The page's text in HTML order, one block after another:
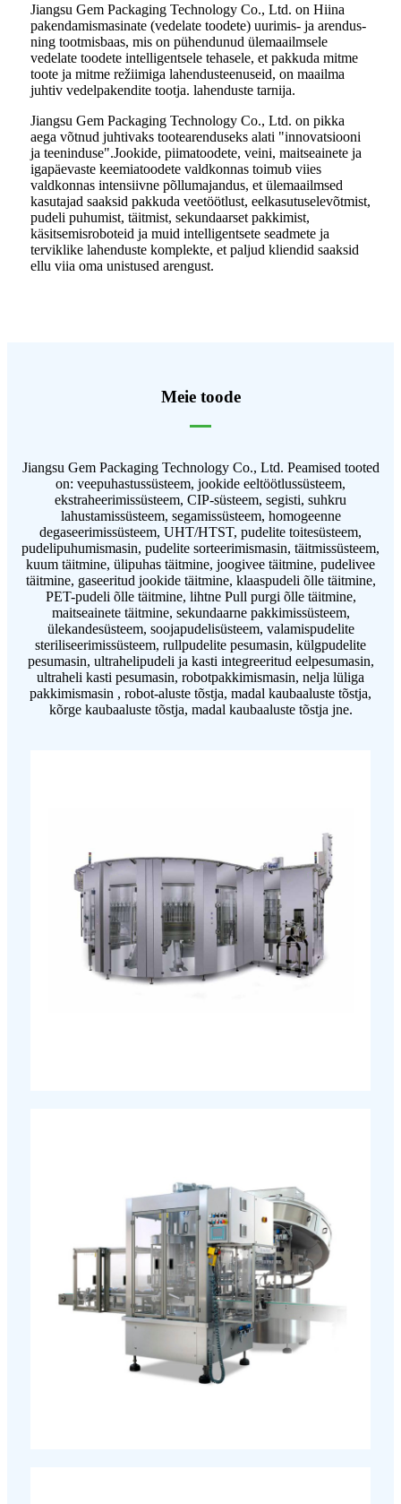
Jiangsu Gem Packaging Technology Co., Ltd. on Hiina
pakendamismasinate (vedelate toodete) uurimis- ja arendus-
ning tootmisbaas, mis on pühendunud ülemaailmsele
vedelate toodete intelligentsele tehasele, et pakkuda mitme
toote ja mitme režiimiga lahendusteenuseid, on maailma
juhtiv vedelpakendite tootja. lahenduste tarnija.
Jiangsu Gem Packaging Technology Co., Ltd. on pikka
aega võtnud juhtivaks tootearenduseks alati "innovatsiooni
ja teeninduse".Jookide, piimatoodete, veini, maitseainete ja
igapäevaste keemiatoodete valdkonnas toimub viies
valdkonnas intensiivne põllumajandus, et ülemaailmsed
kasutajad saaksid pakkuda veetöötlust, eelkasutuselevõtmist,
pudeli puhumist, täitmist, sekundaarset pakkimist,
käsitsemisroboteid ja muid intelligentsete seadmete ja
terviklike lahenduste komplekte, et paljud kliendid saaksid
ellu viia oma unistused arengust.
Meie toode
Jiangsu Gem Packaging Technology Co., Ltd. Peamised tooted
on: veepuhastussüsteem, jookide eeltöötlussüsteem,
ekstraheerimissüsteem, CIP-süsteem, segisti, suhkru
lahustamissüsteem, segamissüsteem, homogeenne
degaseerimissüsteem, UHT/HTST, pudelite toitesüsteem,
pudelipuhumismasin, pudelite sorteerimismasin, täitmissüsteem,
kuum täitmine, ülipuhas täitmine, joogivee täitmine, pudelivee
täitmine, gaseeritud jookide täitmine, klaaspudeli õlle täitmine,
PET-pudeli õlle täitmine, lihtne Pull purgi õlle täitmine,
maitseainete täitmine, sekundaarne pakkimissüsteem,
ülekandesüsteem, soojapudelisüsteem, valamispudelite
steriliseerimissüsteem, rullpudelite pesumasin, külgpudelite
pesumasin, ultrahelipudeli ja kasti integreeritud eelpesumasin,
ultraheli kasti pesumasin, robotpakkimismasin, nelja lüliga
pakkimismasin , robot-aluste tõstja, madal kaubaaluste tõstja,
kõrge kaubaaluste tõstja, madal kaubaaluste tõstja jne.